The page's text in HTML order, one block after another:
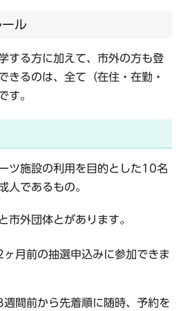
ル
する方に加えて、 市外の方も登
きるのは、全て（在住・在勤・
す。
ツ施設の利用を目的とした10名
人であるもの。
市外団体とがあります。
月前の抽選申込みに参加できま
間前から先着順に随時、予約を